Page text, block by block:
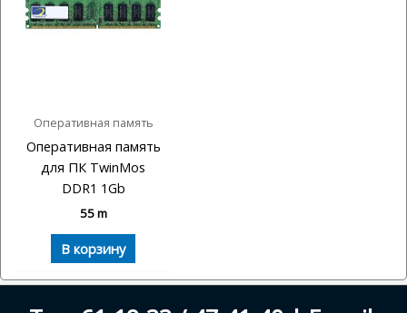
Оперативная память
Оперативная память
для ПК TwinMos
DDR1 1Gb
55m
В корзину